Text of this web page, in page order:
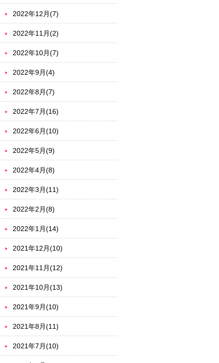
2022年12月(7)
2022年11月(2)
2022年10月(7)
2022年9月(4)
2022年8月(7)
2022年7月(16)
2022年6月(10)
2022年5月(9)
2022年4月(8)
2022年3月(11)
2022年2月(8)
2022年1月(14)
2021年12月(10)
2021年11月(12)
2021年10月(13)
2021年9月(10)
2021年8月(11)
2021年7月(10)